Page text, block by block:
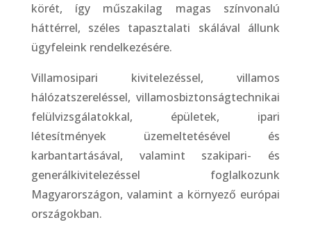
körét, így műszakilag magas színvonalú
háttérrel, széles tapasztalati skálával állunk
ügyfeleink rendelkezésére.
Villamosipari kivitelezéssel, villamos
hálózatszereléssel, villamosbiztonságtechnikai
felülvizsgálatokkal, épületek, ipari
létesítmények üzemeltetésével és
karbantartásával, valamint szakipari- és
generálkivitelezéssel foglalkozunk
Magyarországon, valamint a környező európai
országokban.